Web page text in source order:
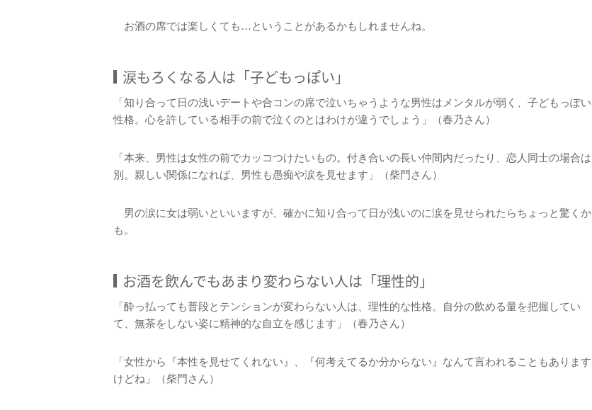
お酒の席では楽しくても…ということがあるかもしれませんね。
涙もろくなる人は「子どもっぽい」
「知り合って日の浅いデートや合コンの席で泣いちゃうような男性はメンタルが弱く、子どもっぽい
性格。心を許している相手の前で泣くのとはわけが違うでしょう」（春乃さん）
「本来、男性は女性の前でカッコつけたいもの。付き合いの長い仲間内だったり、恋人同士の場合は
別。親しい関係になれば、男性も愚痴や涙を見せます」（柴門さん）
男の涙に女は弱いといいますが、確かに知り合って日が浅いのに涙を見せられたらちょっと驚くか
も。
お酒を飲んでもあまり変わらない人は「理性的」
「酔っ払っても普段とテンションが変わらない人は、理性的な性格。自分の飲める量を把握してい
て、無茶をしない姿に精神的な自立を感じます」（春乃さん）
「女性から『本性を見せてくれない』、『何考えてるか分からない』なんて言われることもあります
けどね」（柴門さん）